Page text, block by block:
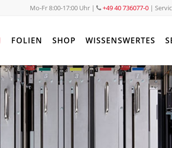
Mo-Fr 8:00-17:00 Uhr | +49 40 736077-0 |
FOLIEN SHOP WISSENSWERTES